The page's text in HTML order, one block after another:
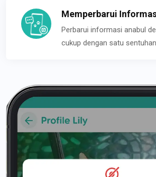
Memperbarui
Perbarui informasi anabul
cukup dengan satu